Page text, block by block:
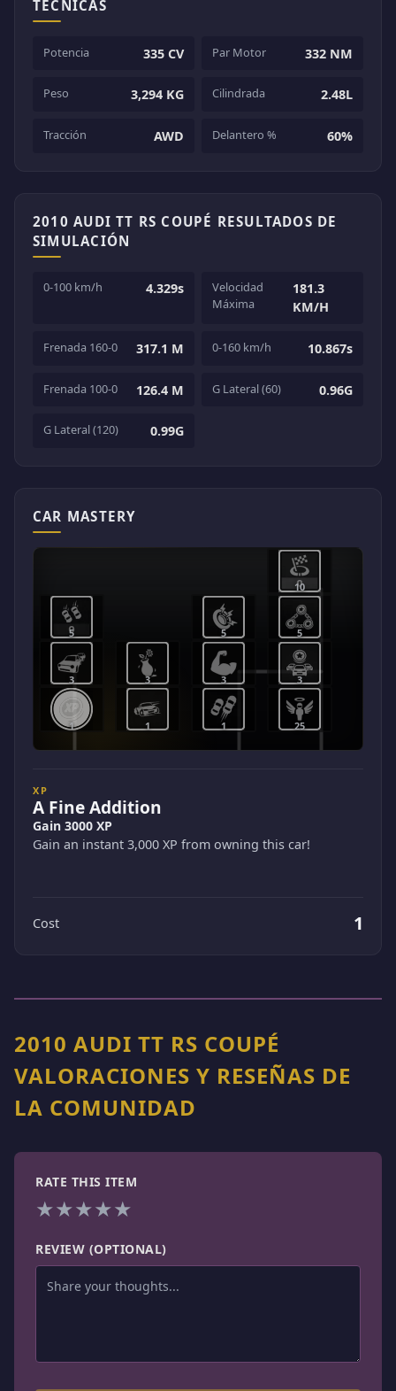
TÉCNICAS
Potencia 335 CV Par Motor 332 NM
Peso 3,294 KG Cilindrada 2.48L
Tracción AWD Delantero % 60%
2010 AUDI TT RS COUPÉ RESULTADOS DE
SIMULACIÓN
0-100 km/h 4.329s
Velocidad
Máxima
181.3
KM/H
Frenada 160-0 317.1 M 0-160 km/h 10.867s
Frenada 100-0 126.4 M G Lateral (60) 0.96G
G Lateral (120) 0.99G
CAR MASTERY
1 1 1 25
3 3 3 3
5 5 5
10
XP
A Fine Addition
Gain 3000 XP
Gain an instant 3,000 XP from owning this car!
Cost 1
2010 AUDI TT RS COUPÉ
VALORACIONES Y RESEÑAS DE
LA COMUNIDAD
RATE THIS ITEM
★★★★★
REVIEW (OPTIONAL)